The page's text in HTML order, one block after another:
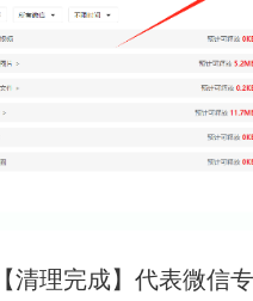
清理完成】代表微信